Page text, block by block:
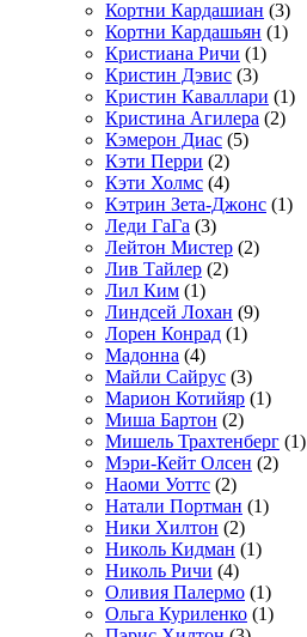
Кортни Кардашиан (3)
Кортни Кардашьян (1)
Кристиана Ричи (1)
Кристин Дэвис (3)
Кристин Каваллари (1)
Кристина Агилера (2)
Кэмерон Диас (5)
Кэти Перри (2)
Кэти Холмс (4)
Кэтрин Зета-Джонс (1)
Леди ГаГа (3)
Лейтон Мистер (2)
Лив Тайлер (2)
Лил Ким (1)
Линдсей Лохан (9)
Лорен Конрад (1)
Мадонна (4)
Майли Сайрус (3)
Марион Котийяр (1)
Миша Бартон (2)
Мишель Трахтенберг (1)
Мэри-Кейт Олсен (2)
Наоми Уоттс (2)
Натали Портман (1)
Ники Хилтон (2)
Николь Кидман (1)
Николь Ричи (4)
Оливия Палермо (1)
Ольга Куриленко (1)